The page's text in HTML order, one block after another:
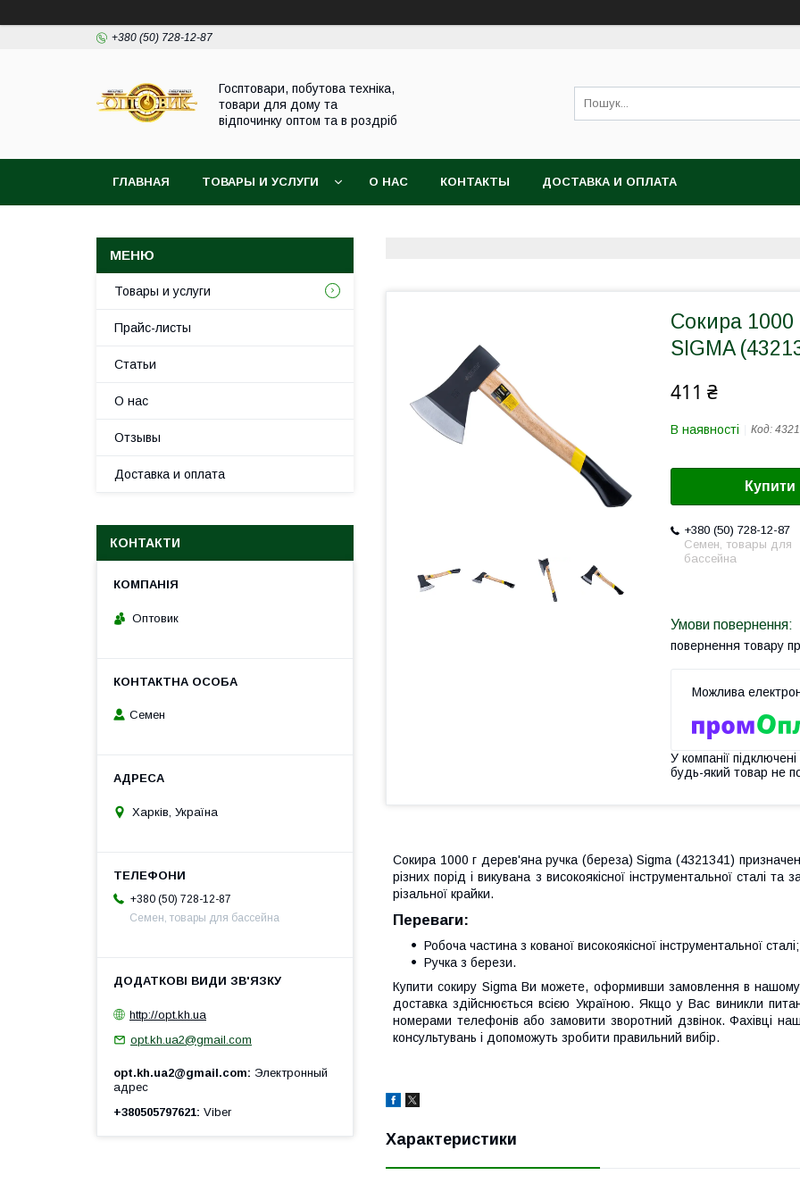
+380 (50) 728-12-87
Госптовари, побутова техніка,
товари для дому та
відпочинку оптом та в роздріб
ГЛАВНАЯ ТОВАРЫ И УСЛУГИ О НАС КОНТАКТЫ ДОСТАВКА И ОПЛАТА
Сокира 1000
SIGMA
411 ₴
В наявності Код:
Купити
+380 (50) 728-12-87
Семен, товары для
бассейна
повернення товару
У компанії
будь-який товар не
Сокира 1000 г дерев'яна ручка (береза) Sigma (4321341)
різних порід і викувана з високоякісної інструментальної сталі та
різальної крайки.
Переваги:
Робоча частина з кованої високоякісної інструментальної сталі;
Ручка з берези.
Купити сокиру Sigma Ви можете, оформивши замовлення в
доставка здійснюється всією Україною. Якщо у Вас виникли
номерами телефонів або замовити зворотний дзвінок. Фахівці
консультувань і допоможуть зробити правильний вибір.
Характеристики
Товары и услуги
Прайс-листы
Статьи
О нас
Отзывы
Доставка и оплата
КОНТАКТИ
Оптовик
Семен
Харків, Україна
+380 (50) 728-12-87
Семен, товары для бассейна
http://opt.kh.ua
opt.kh.ua2@gmail.com
opt.kh.ua2@gmail.com
Электронный
адрес
+380505797621 Viber